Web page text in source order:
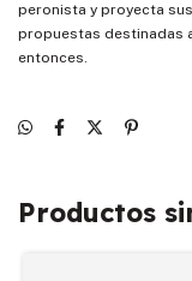
peronista y proyecta
propuestas destinadas
entonces.
Productos